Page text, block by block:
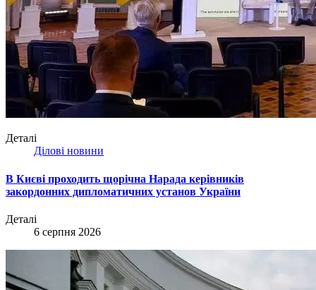
Деталі
Ділові новини
В Києві проходить щорічна Нарада керівників
закордонних дипломатичних установ України
Деталі
6 серпня 2026